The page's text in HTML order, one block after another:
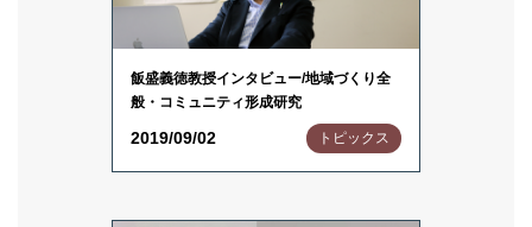
飯盛義徳教授インタビュー/地域づくり全
般・コミュニティ形成研究
2019/09/02 トピックス